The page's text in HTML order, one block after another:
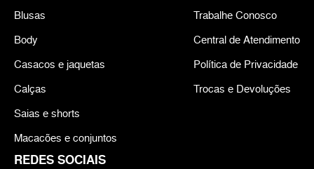
REDES SOCIAIS
Blusas
Body
Casacos e jaquetas
Calças
Saias e shorts
Macacões e conjuntos
Trabalhe Conosco
Central de Atendimento
Política de Privacidade
Trocas e Devoluções